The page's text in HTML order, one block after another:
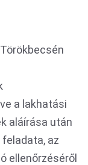
a lakhatási
aláírása után
az
ellenőrzéséről